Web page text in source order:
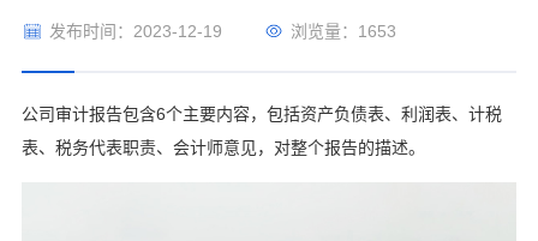
发布时间：2023-12-19 浏览量：1653
公司审计报告包含6个主要内容，包括资产负债表、利润表、计税
表、税务代表职责、会计师意见，对整个报告的描述。